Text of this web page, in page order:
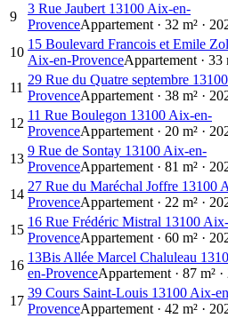
9
3 Rue Jaubert 13100 Aix-en-
ProvenceAppartement · 32 m² ·
10
15 Boulevard Francois et Emile
Aix-en-ProvenceAppartement · 33
11
29 Rue du Quatre septembre
ProvenceAppartement · 38 m² ·
12
11 Rue Boulegon 13100 Aix-en-
ProvenceAppartement · 20 m² ·
13
9 Rue de Sontay 13100 Aix-en-
ProvenceAppartement · 81 m² ·
14
27 Rue du Maréchal Joffre 13100
ProvenceAppartement · 22 m² ·
15
16 Rue Frédéric Mistral 13100
ProvenceAppartement · 60 m² ·
16
13Bis Allée Marcel Chaluleau
en-ProvenceAppartement · 87 m² ·
17
39 Cours Saint-Louis 13100 Aix-
ProvenceAppartement · 42 m² ·